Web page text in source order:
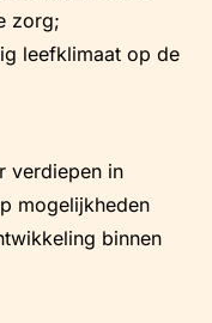
zorg;
leefklimaat op de
verdiepen in
mogelijkheden
binnen